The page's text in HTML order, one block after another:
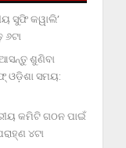
ସୁଫି କୱାଲି’
୬ଟା
ଶୁଣିବା
ଓଡ଼ିଶା ସମୟ:
କମିଟି ଗଠନ ପାଇଁ
୪ଟା